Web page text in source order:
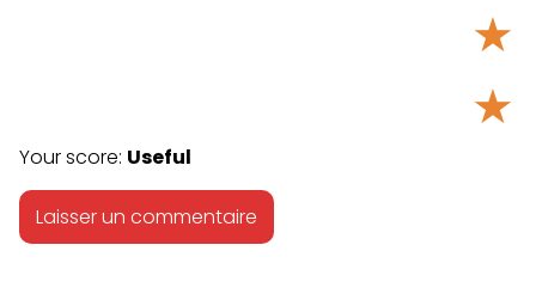
★
★
Your score: Useful